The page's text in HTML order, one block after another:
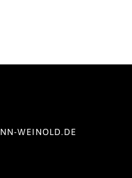
WEINOLD.DE